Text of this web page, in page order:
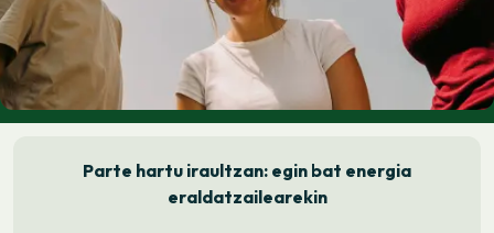
Parte hartu iraultzan: egin bat energia
eraldatzailearekin